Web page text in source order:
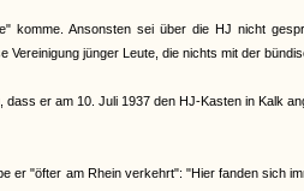
komme. Ansonsten sei über die HJ nicht
jünger Leute, die nichts mit der
er am 10. Juli 1937 den HJ-Kasten in Kalk
er "öfter am Rhein verkehrt": "Hier fanden sich